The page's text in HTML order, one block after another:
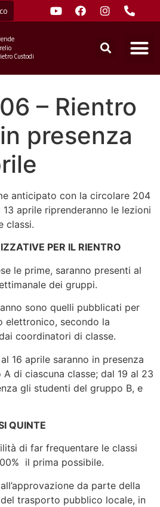
Custodi
– Rientro
presenza
anticipato con la circolare 204
aprile riprenderanno le lezioni
classi.
PER IL RIENTRO
le prime, saranno presenti al
dei gruppi.
sono quelli pubblicati per
elettronico, secondo la
coordinatori di classe.
16 aprile saranno in presenza
di ciascuna classe; dal 19 al 23
gli studenti del gruppo B, e
QUINTE
di far frequentare le classi
il prima possibile.
da parte della
trasporto pubblico locale, in